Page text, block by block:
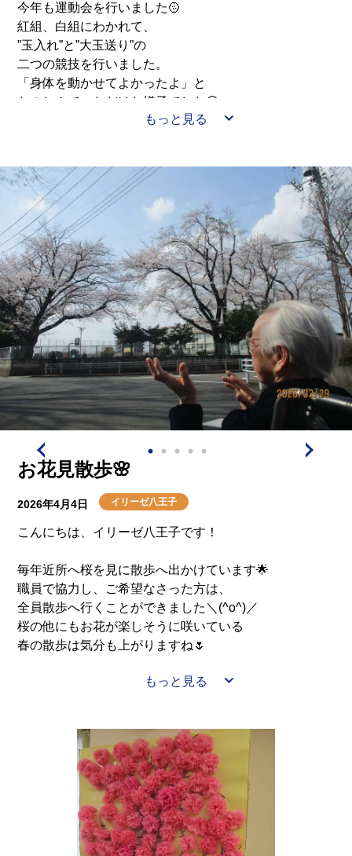
今年も運動会を行いました🥎
紅組、白組にわかれて、
”玉入れ”と”大玉送り”の
二つの競技を行いました。
「身体を動かせてよかったよ」と
たのしんでいただけた様子でした😊
ネモフィラが咲きました🌺
もっと見る
お花見散歩🌸
2026年4月4日 イリーゼ八王子
こんにちは、イリーゼ八王子です！
毎年近所へ桜を見に散歩へ出かけています🌟
職員で協力し、ご希望なさった方は、
全員散歩へ行くことができました＼(^o^)／
桜の他にもお花が楽しそうに咲いている
春の散歩は気分も上がりますね🌷
春の風は少し冷たいですが、心地よく、
もっと見る